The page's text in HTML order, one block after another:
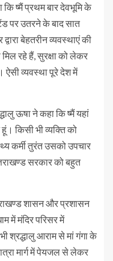
ष्मैं प्रथम बार देवभूमि के
पर उतरने के बाद सात
बेहतरीन व्यवस्थाएं की
रहे हैं, सुरक्षा को लेकर
ऐसी व्यवस्था पूरे देश में
ऊषा ने कहा कि ष्मैं यहां
किसी भी व्यक्ति को
कर्मी तुरंत उसको उपचार
सरकार को बहुत
शासन और प्रशासन
में मंदिर परिसर में
श्रद्धालु आराम से मां गंगा के
मार्ग में पेयजल से लेकर